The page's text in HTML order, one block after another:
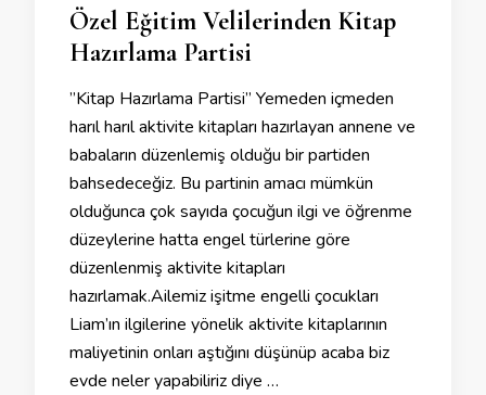
Özel Eğitim Velilerinden Kitap
Hazırlama Partisi
”Kitap Hazırlama Partisi” Yemeden içmeden
harıl harıl aktivite kitapları hazırlayan annene ve
babaların düzenlemiş olduğu bir partiden
bahsedeceğiz. Bu partinin amacı mümkün
olduğunca çok sayıda çocuğun ilgi ve öğrenme
düzeylerine hatta engel türlerine göre
düzenlenmiş aktivite kitapları
hazırlamak.Ailemiz işitme engelli çocukları
Liam’ın ilgilerine yönelik aktivite kitaplarının
maliyetinin onları aştığını düşünüp acaba biz
evde neler yapabiliriz diye …